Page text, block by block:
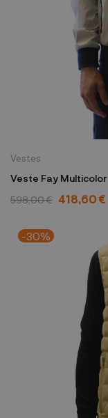
Vestes
Veste Fay Multicolor
598,00 € 418,60 €
-30%